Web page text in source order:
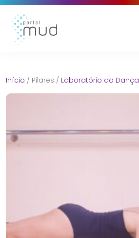
Início / Pilares / Laboratório da Dança